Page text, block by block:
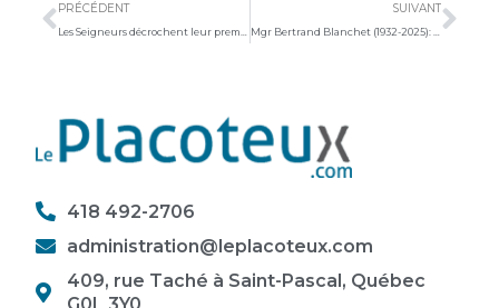
PRÉCÉDENT SUIVANT
418 492-2706
administration@leplacoteux.com
409, rue Taché à Saint-Pascal, Québec
G0L 3Y0